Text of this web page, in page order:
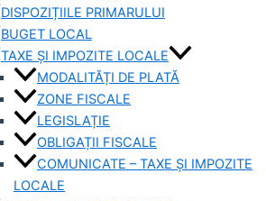
DISPOZIȚIILE PRIMARULUI
BUGET LOCAL
TAXE ȘI IMPOZITE LOCALE
MODALITĂȚI DE PLATĂ
ZONE FISCALE
LEGISLAȚIE
OBLIGAȚII FISCALE
COMUNICATE – TAXE ȘI IMPOZITE
LOCALE